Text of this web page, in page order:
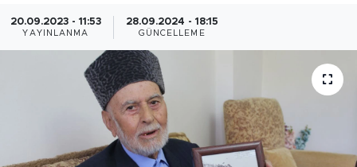
20.09.2023 - 11:53
YAYINLANMA
28.09.2024 - 18:15
GÜNCELLEME
Sanat
Teknoloji
Magazin